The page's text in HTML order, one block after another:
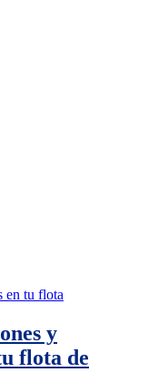
y
flota de